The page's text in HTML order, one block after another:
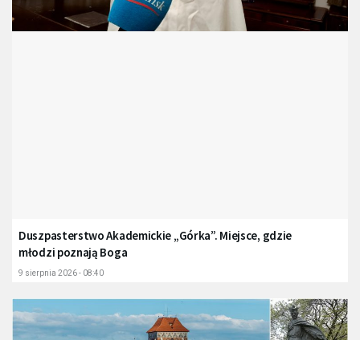
Duszpasterstwo Akademickie „Górka”. Miejsce, gdzie
młodzi poznają Boga
9 sierpnia 2026 - 08:40